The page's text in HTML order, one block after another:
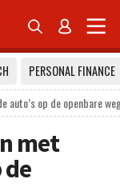
 
PERSONAL FINANCE
op de openbare
met